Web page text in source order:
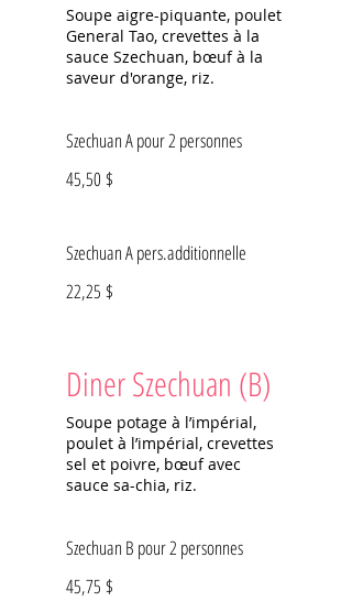
Soupe aigre-piquante, poulet
General Tao, crevettes à la
sauce Szechuan, bœuf à la
saveur d'orange, riz.
Szechuan A pour 2 personnes
45,50 $
Szechuan A pers.additionnelle
22,25 $
Diner Szechuan (B)
Soupe potage à l’impérial,
poulet à l’impérial, crevettes
sel et poivre, bœuf avec
sauce sa-chia, riz.
Szechuan B pour 2 personnes
45,75 $